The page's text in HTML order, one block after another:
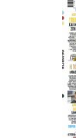
ΑΜΠΑΛΑΕΑ,
ΠΕΡΑΙΑ (ΕΟ) ,